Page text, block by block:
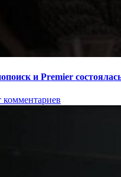
и Premier
комментариев